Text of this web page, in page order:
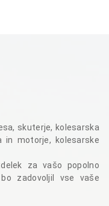
skuterje, kolesarska
in motorje, kolesarske
za vašo popolno
zadovoljil vse vaše